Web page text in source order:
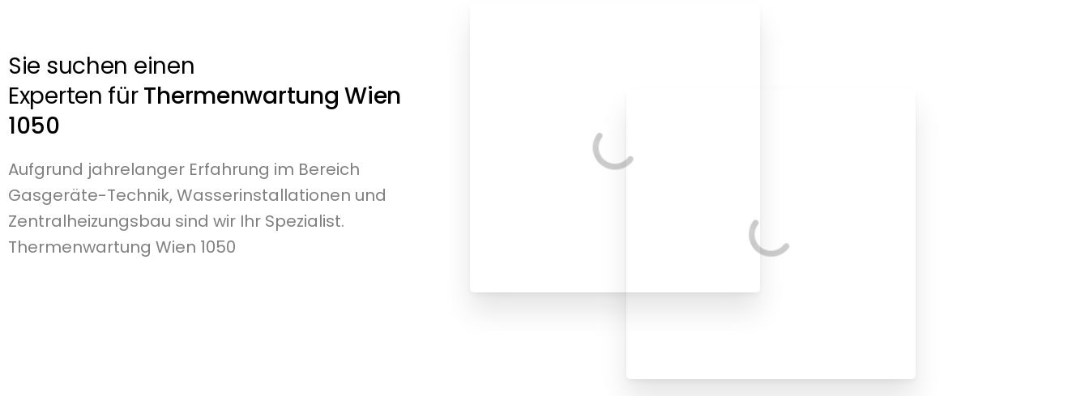
Sie suchen einen
Experten fürThermenwartung Wien
1050
Aufgrund jahrelanger Erfahrung im Bereich
Gasgeräte-Technik, Wasserinstallationen und
Zentralheizungsbau sind wir Ihr Spezialist.
Thermenwartung Wien 1050